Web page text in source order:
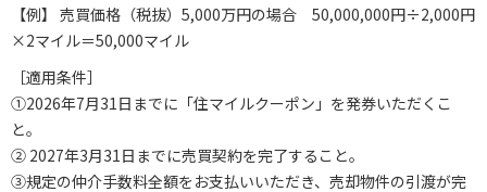
【例】 売買価格（税抜）5,000万円の場合 50,000,000円÷2,000円
×2マイル＝50,000マイル
［適用条件］
①2026年7月31日までに「住マイルクーポン」を発券いただくこ
と。
② 2027年3月31日までに売買契約を完了すること。
③規定の仲介手数料全額をお支払いいただき、売却物件の引渡が完